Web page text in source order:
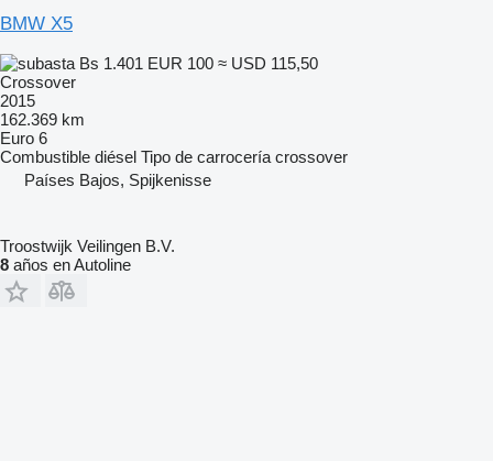
BMW X5
Bs 1.401 EUR 100 ≈ USD 115,50
Crossover
2015
162.369 km
Euro 6
Combustible diésel Tipo de carrocería crossover
Países Bajos, Spijkenisse
Troostwijk Veilingen B.V.
8 años en Autoline